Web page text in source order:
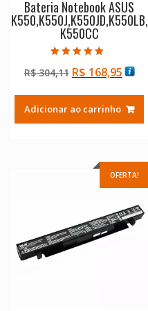
Bateria Notebook ASUS
K550,K550J,K550JD,K550LB,
K550CC
5.00
de 5
R$304,11 O
original
era:
R$ 168,95O
atual
é:
Adicionar ao carrinho
OFERTA!